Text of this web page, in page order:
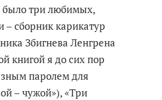
было три любимых,
– сборник карикатур
Збигнева Ленгрена
книгой я до сих пор
паролем для
– чужой»), «Три